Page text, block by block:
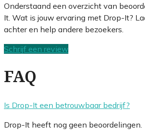
Onderstaand een overzicht van
It. Wat is jouw ervaring met Drop-It?
achter en help andere bezoekers.
Schrijf een review
FAQ
Is Drop-It een betrouwbaar bedrijf?
Drop-It heeft nog geen beoordelingen.